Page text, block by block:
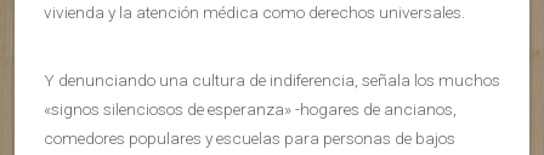
vivienda y la atención médica como derechos universales.
Y denunciando una cultura de indiferencia, señala los muchos
«signos silenciosos de esperanza» -hogares de ancianos,
comedores populares y escuelas para personas de bajos